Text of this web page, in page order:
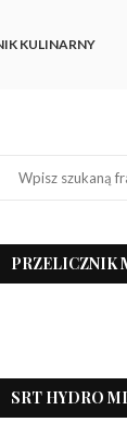
KULINARNY
PRZELICZNIK
SRT HYDRO